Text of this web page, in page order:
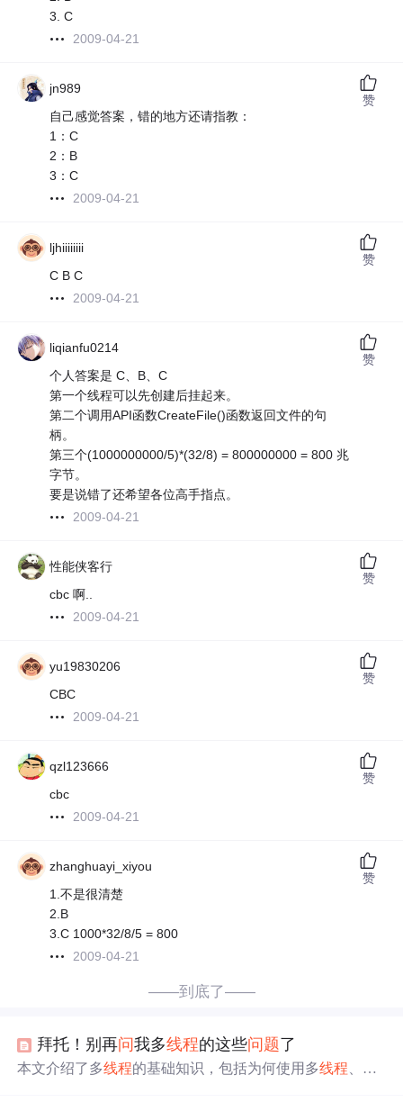
3. C
2009-04-21
jn989
自己感觉答案，错的地方还请指教：
1：C
2：B
3：C
2009-04-21
赞
ljhiiiiiiii
C B C
2009-04-21
赞
liqianfu0214
个人答案是 C、B、C
第一个线程可以先创建后挂起来。
第二个调用API函数CreateFile()函数返回文件的句
柄。
第三个(1000000000/5)*(32/8) = 800000000 = 800 兆
字节。
要是说错了还希望各位高手指点。
2009-04-21
赞
性能侠客行
cbc 啊..
2009-04-21
赞
yu19830206
CBC
2009-04-21
赞
qzl123666
cbc
2009-04-21
赞
zhanghuayi_xiyou
1.不是很清楚
2.B
3.C 1000*32/8/5 = 800
2009-04-21
赞
——到底了——
拜托！别再问我多线程的这些问 题了
本文介绍了多线程的基础知识，包括为何使用多线程 、进